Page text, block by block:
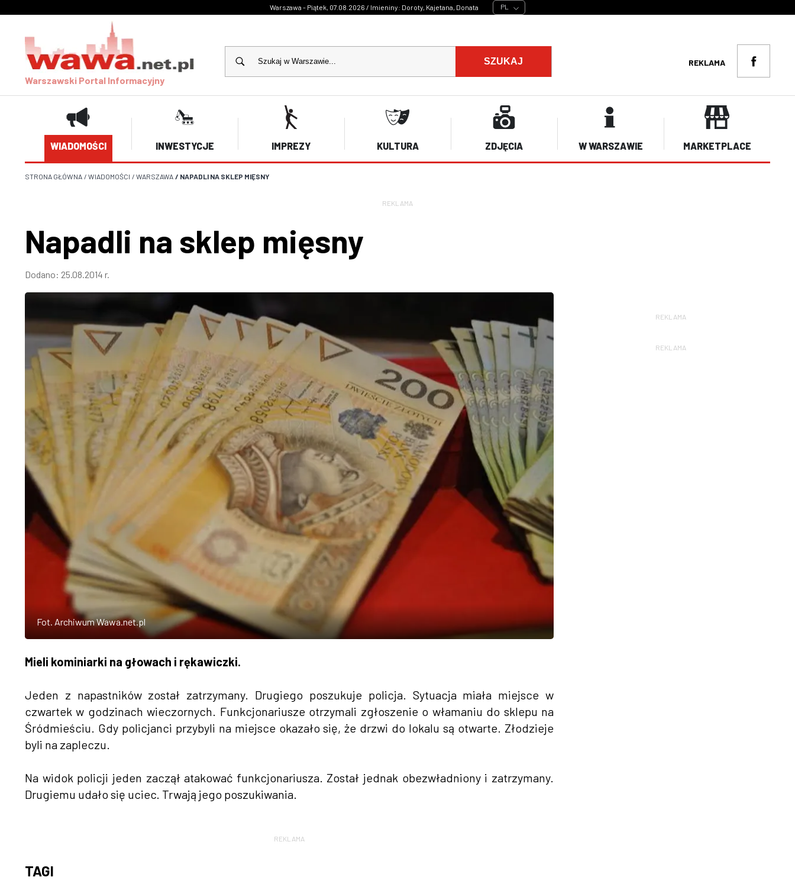
Warszawa - Piątek, 07.08.2026 / Imieniny: Doroty, Kajetana, Donata PL
Warszawski Portal Informacyjny
SZUKAJ REKLAMA
WIADOMOŚCI INWESTYCJE IMPREZY KULTURA ZDJĘCIA W WARSZAWIE MARKETPLACE
STRONA GŁÓWNA / WIADOMOŚCI / WARSZAWA / NAPADLI NA SKLEP MIĘSNY
REKLAMA
Napadli na sklep mięsny
Dodano: 25.08.2014 r.
Fot. Archiwum Wawa.net.pl
Mieli kominiarki na głowach i rękawiczki.
Jeden z napastników został zatrzymany. Drugiego poszukuje policja. Sytuacja miała miejsce w
czwartek w godzinach wieczornych. Funkcjonariusze otrzymali zgłoszenie o włamaniu do sklepu na
Śródmieściu. Gdy policjanci przybyli na miejsce okazało się, że drzwi do lokalu są otwarte. Złodzieje
byli na zapleczu.
Na widok policji jeden zaczął atakować funkcjonariusza. Został jednak obezwładniony i zatrzymany.
Drugiemu udało się uciec. Trwają jego poszukiwania.
REKLAMA
TAGI
REKLAMA
REKLAMA